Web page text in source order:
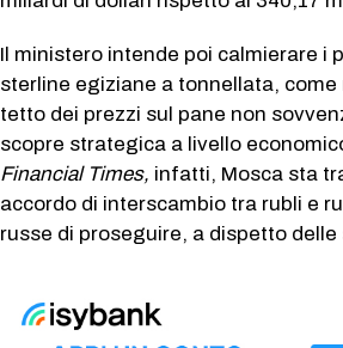
Il ministero intende poi calmierare i
sterline egiziane a tonnellata,
tetto dei prezzi sul pane non
scopre strategica a livello
Financial Times, infatti, Mosca sta
accordo di interscambio tra rubli e
russe di proseguire, a dispetto delle